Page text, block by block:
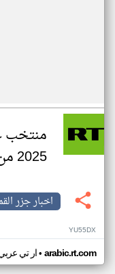
منتخب
2025 من دور المجموعات
اخبار جزر
YU55DX
ار تي• arabic.rt.com